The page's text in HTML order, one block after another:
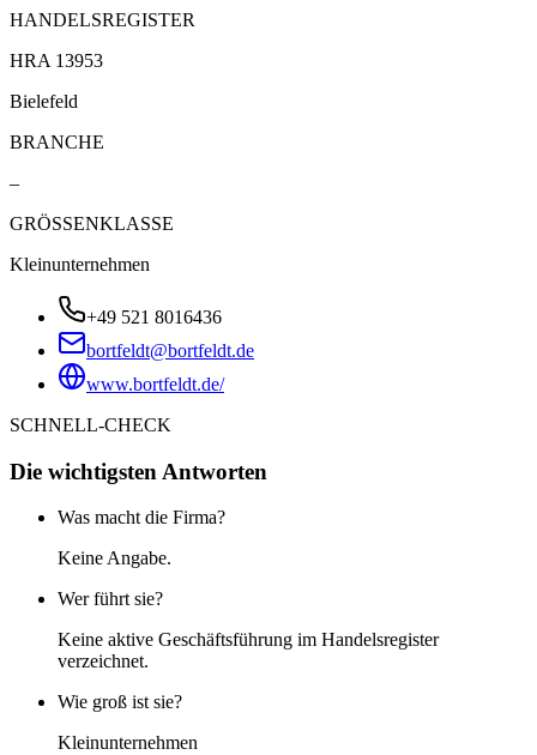
HANDELSREGISTER
HRA 13953
Bielefeld
BRANCHE
–
GRÖSSENKLASSE
Kleinunternehmen
+49 521 8016436
bortfeldt@bortfeldt.de
www.bortfeldt.de/
SCHNELL-CHECK
Die wichtigsten Antworten
Was macht die Firma?
Keine Angabe.
Wer führt sie?
Keine aktive Geschäftsführung im Handelsregister
verzeichnet.
Wie groß ist sie?
Kleinunternehmen